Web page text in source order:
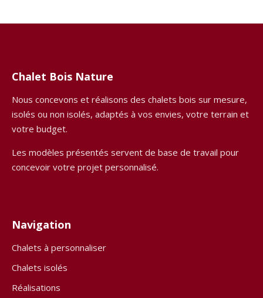
Chalet Bois Nature
Nous concevons et réalisons des chalets bois sur mesure,
isolés ou non isolés, adaptés à vos envies, votre terrain et
votre budget.
Les modèles présentés servent de base de travail pour
concevoir votre projet personnalisé.
Navigation
Chalets à personnaliser
Chalets isolés
Réalisations